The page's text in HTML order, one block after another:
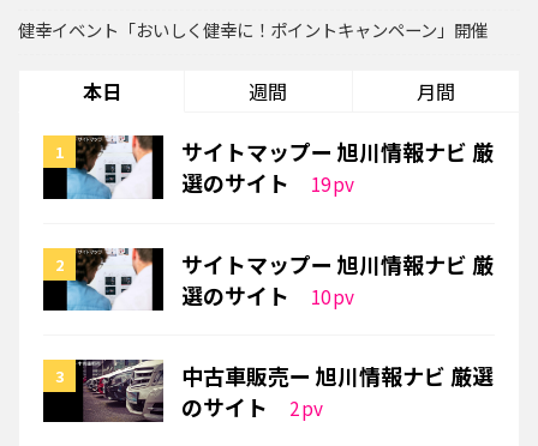
健幸イベント「おいしく健幸に！ポイントキャンペーン」開催
本日 週間 月間
サイトマップー 旭川情報ナビ 厳
選のサイト
19pv
サイトマップー 旭川情報ナビ 厳
選のサイト
10pv
中古車販売ー 旭川情報ナビ 厳選
のサイト
2pv